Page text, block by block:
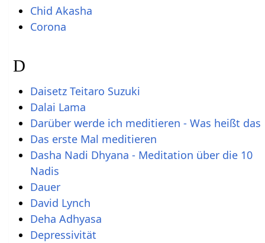
Chid Akasha
Corona
D
Daisetz Teitaro Suzuki
Dalai Lama
Darüber werde ich meditieren - Was heißt das
Das erste Mal meditieren
Dasha Nadi Dhyana - Meditation über die 10
Nadis
Dauer
David Lynch
Deha Adhyasa
Depressivität